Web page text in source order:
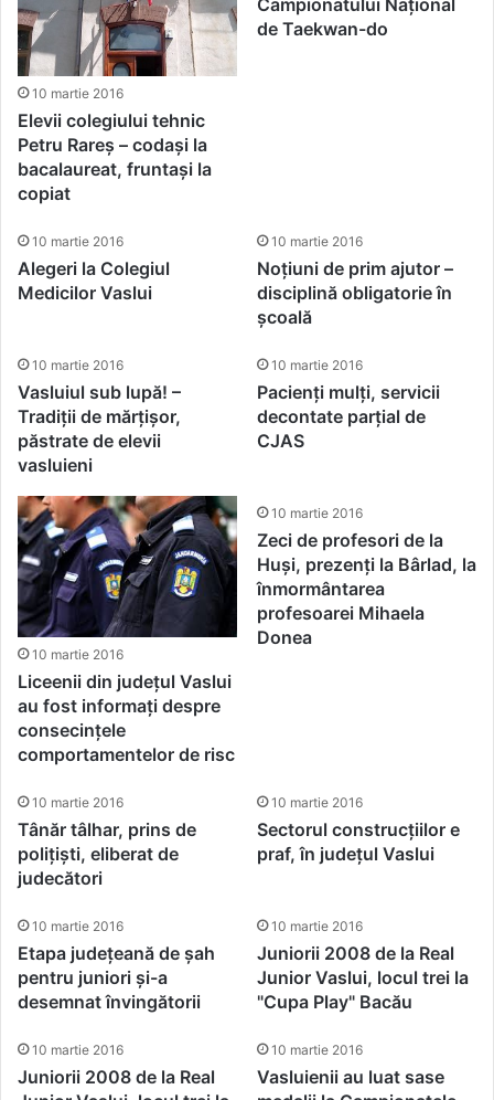
10 martie 2016
Elevii colegiului tehnic
Petru Rareș – codași la
bacalaureat, fruntași la
copiat
Campionatului Național
de Taekwan-do
10 martie 2016
Alegeri la Colegiul
Medicilor Vaslui
10 martie 2016
Noțiuni de prim ajutor –
disciplină obligatorie în
școală
10 martie 2016
Vasluiul sub lupă! –
Tradiții de mărțișor,
păstrate de elevii
vasluieni
10 martie 2016
Pacienți mulți, servicii
decontate parțial de
CJAS
10 martie 2016
Liceenii din județul Vaslui
au fost informați despre
consecințele
comportamentelor de risc
10 martie 2016
Zeci de profesori de la
Huși, prezenți la Bârlad, la
înmormântarea
profesoarei Mihaela
Donea
10 martie 2016
Tânăr tâlhar, prins de
polițiști, eliberat de
judecători
10 martie 2016
Sectorul construcțiilor e
praf, în județul Vaslui
10 martie 2016
Etapa județeană de șah
pentru juniori și-a
desemnat învingătorii
10 martie 2016
Juniorii 2008 de la Real
Junior Vaslui, locul trei la
"Cupa Play" Bacău
10 martie 2016
Juniorii 2008 de la Real
10 martie 2016
Vasluienii au luat sase